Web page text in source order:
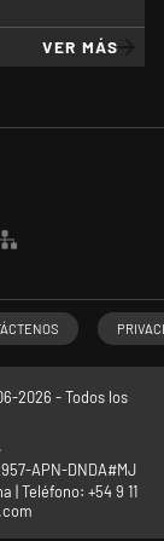
VER MÁS
2026 - Todos los
APN-DNDA#MJ
| Teléfono: +54 9 11